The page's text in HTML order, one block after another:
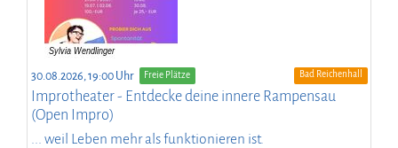
30.08.2026, 19:00 Uhr Freie Plätze Bad Reichenhall
Improtheater - Entdecke deine innere Rampensau
(Open Impro)
... weil Leben mehr als funktionieren ist.